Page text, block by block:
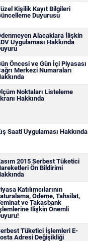
Kişilik Kayıt Bilgileri
Duyurusu
Alacaklara İlişkin
Uygulaması Hakkında
Öncesi ve Gün İçi Piyasası
Merkezi Numaraları
Noktaları Listeleme
Hakkında
Saati Uygulaması Hakkında
2015 Serbest Tüketici
Ön Bildirimi
Katılımcılarının
Ödeme, Tahsilat,
ve Takasbank
İlişkin Önemli
Tüketici İşlemleri E-
Adresi Değişikliği